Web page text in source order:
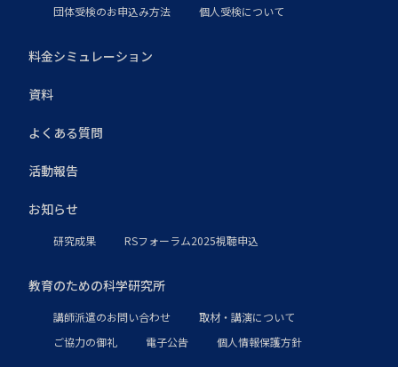
団体受検のお申込み方法 個人受検について
料金シミュレーション
資料
よくある質問
活動報告
お知らせ
研究成果 RSフォーラム2025視聴申込
教育のための科学研究所
講師派遣のお問い合わせ
取材・講演について
ご協力の御礼
電子公告 個人情報保護方針